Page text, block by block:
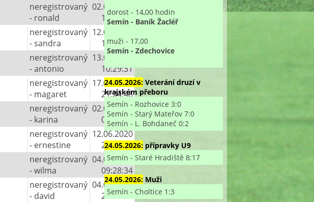
neregistrovaný
- ronald
02.05.2020
19:13:19
neregistrovaný
- sandra
12.05.2020
10:33:23
neregistrovaný
- antonio
13.05.2020
10:29:31
neregistrovaný
- magaret
17.05.2020
21:24:48
neregistrovaný
- karina
02.06.2020
02:30:18
neregistrovaný
- ernestine
12.06.2020
23:49:29
neregistrovaný
- wilma
04.07.2020
09:28:34
neregistrovaný
- david
04.07.2020
20:09:21
dorost - 14,00 hodin
Semín - Baník Žacléř
muži - 17,00
Semín - Zdechovice
24.05.2026: Veterání druzí v
krajském přeboru
Semín - Rozhovice 3:0
Semín - Starý Mateřov 7:0
Semín - L. Bohdaneč 0:2
24.05.2026: přípravky U9
Semín - Staré Hradiště 8:17
24.05.2026: Muži
Semín - Choltice 1:3